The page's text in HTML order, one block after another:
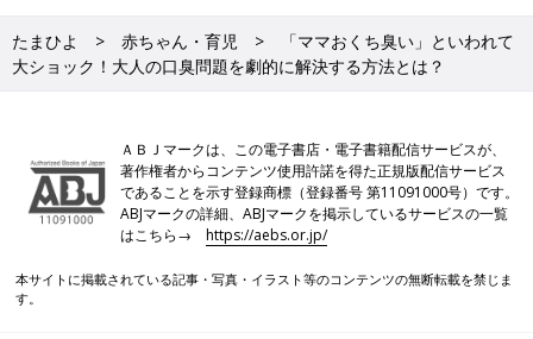
たまひよ 赤ちゃん・育児
「ママおくち臭い」といわれて
大ショック！大人の口臭問題を劇的に解決する方法とは？
ＡＢＪマークは、この電子書店・電子書籍配信サービスが、
著作権者からコンテンツ使用許諾を得た正規版配信サービス
であることを示す登録商標（登録番号 第11091000号）です。
ABJマークの詳細、ABJマークを掲示しているサービスの一覧
はこちら→https://aebs.or.jp/
本サイトに掲載されている記事・写真・イラスト等のコンテンツの無断転載を禁じま
す。